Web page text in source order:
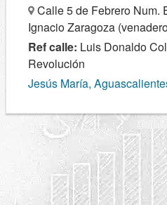
Calle 5 de Febrero Num.
Ignacio Zaragoza
Ref calle: Luis Donaldo
Revolución
Jesús María,